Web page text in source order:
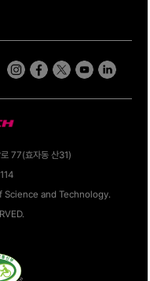
77(효자동 산31)
Science and Technology.